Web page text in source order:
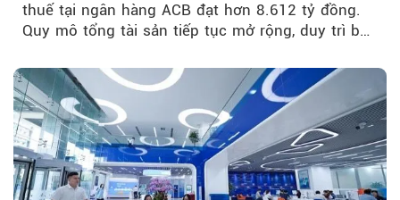
thuế tại ngân hàng ACB đạt hơn 8.612 tỷ đồng.
Quy mô tổng tài sản tiếp tục mở rộng, duy trì bộ